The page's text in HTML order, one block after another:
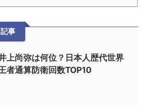
事
上尚弥は何位？日本人歴代世界
者通算防衛回数TOP10